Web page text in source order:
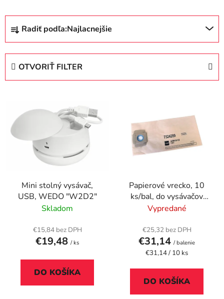
R
d
o
Radiť podľa:Najlacnejšie
OTVORIŤ FILTER
p
Mini stolný vysávač,
USB, WEDO "W2D2"
Skladom
€15,84 bez DPH
€19,48 / ks
DO KOŠÍKA
Papierové vrecko, 10
ks/bal, do vysávačov
TASKI Aero 8 a 15,
Vypredané
€25,32 bez DPH
€31,14 / balenie
Jednotková
€31,14 / 10 ks
DO KOŠÍKA